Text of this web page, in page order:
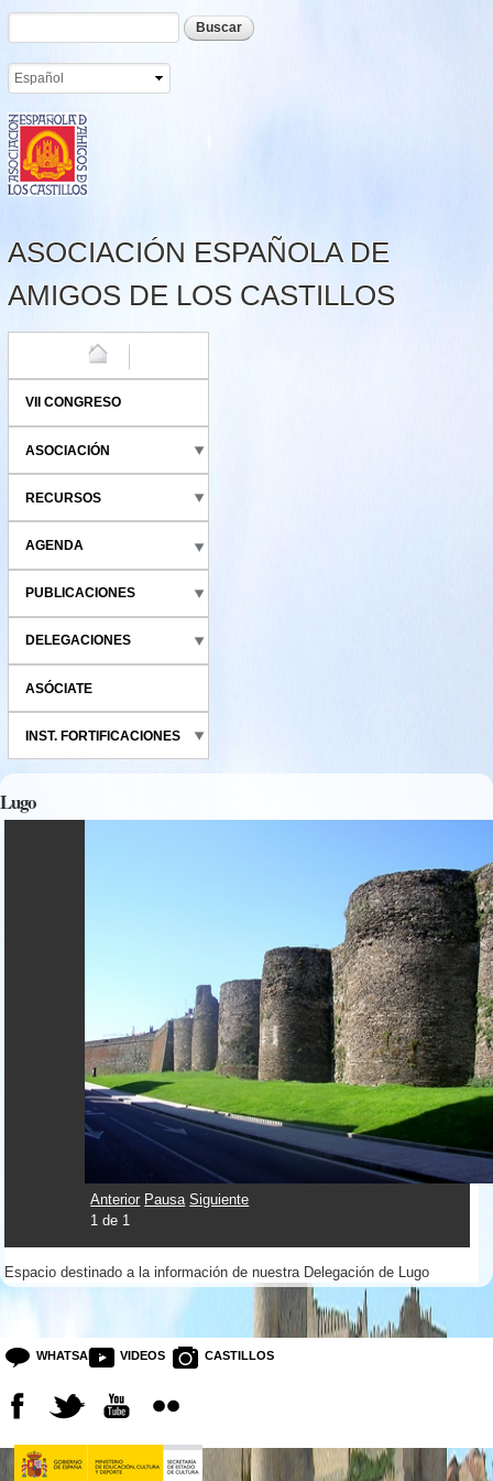
Pasar al
contenido
Formulario de búsqueda
Buscar
ASOCIACIÓN ESPAÑOLA DE
AMIGOS DE LOS CASTILLOS
VII CONGRESO
ASOCIACIÓN
RECURSOS
AGENDA
PUBLICACIONES
DELEGACIONES
ASÓCIATE
INST. FORTIFICACIONES
Lugo
Anterior Pausa Siguiente
1 de 1
Espacio destinado a la información de nuestra Delegación de Lugo
WHATSAPP VIDEOS CASTILLOS